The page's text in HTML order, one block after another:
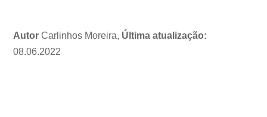
Autor Carlinhos Moreira, Última atualização:
08.06.2022